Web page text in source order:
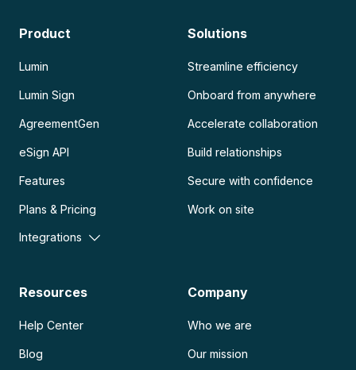
Product
Lumin
Lumin Sign
AgreementGen
eSign API
Features
Plans & Pricing
Integrations
Solutions
Streamline efficiency
Onboard from anywhere
Accelerate collaboration
Build relationships
Secure with confidence
Work on site
Resources
Help Center
Blog
Company
Who we are
Our mission